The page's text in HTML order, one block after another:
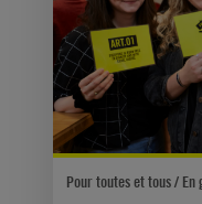
Pour toutes et tous / En